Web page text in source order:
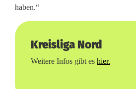
haben.“
Kreisliga Nord
Weitere Infos gibt es hier.